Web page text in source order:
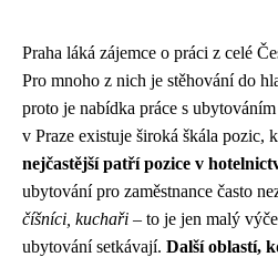
Praha láká zájemce o práci z celé
Pro mnoho z nich je stěhování do
proto je nabídka práce s
v Praze existuje široká škála pozic,
nejčastější patří pozice v
ubytování pro zaměstnance často
číšníci, kuchaři – to je jen malý
ubytování setkávají. Další oblastí,